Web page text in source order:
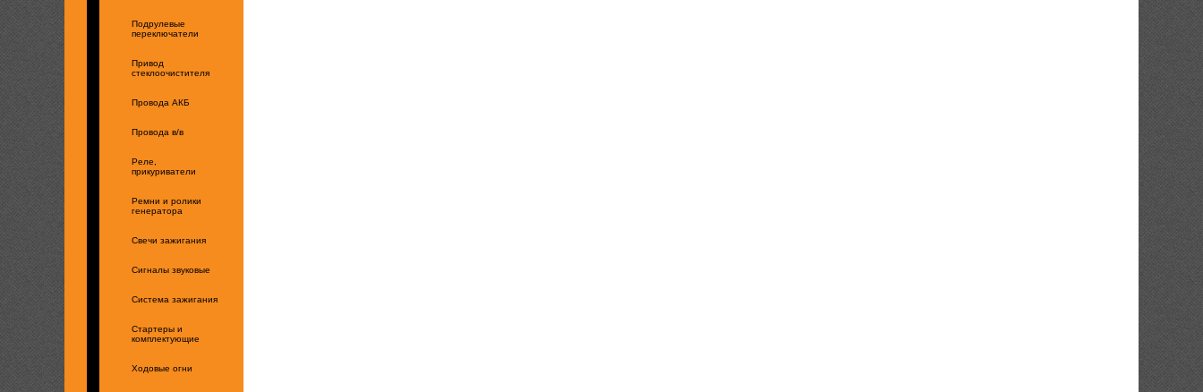
Подрулевые
переключатели
Привод
стеклоочистителя
Провода АКБ
Провода в/в
Реле,
прикуриватели
Ремни и ролики
генератора
Свечи зажигания
Сигналы звуковые
Система зажигания
Стартеры и
комплектующие
Ходовые огни